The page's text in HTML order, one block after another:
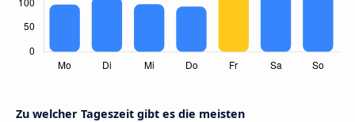
Zu welcher Tageszeit gibt es die meisten